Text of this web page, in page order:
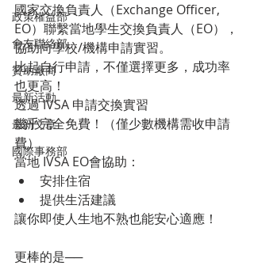
政策權益部
會友聯絡部
贊助廠商
最新活動
最新文章
國際事務部
國家交換負責人（Exchange Officer,
EO）聯繫當地學生交換負責人（EO），
協助向學校/機構申請實習。
比起自行申請，不僅選擇更多，成功率
也更高！
透過 IVSA 申請交換實習
幾乎完全免費！（僅少數機構需收申請
費）
當地 IVSA EO會協助：
安排住宿
提供生活建議
讓你即使人生地不熟也能安心適應！
更棒的是──